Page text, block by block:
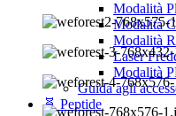
Modalità
Modalità
Modalità
Laser
Modalità
Guida agli
🧬 Peptide